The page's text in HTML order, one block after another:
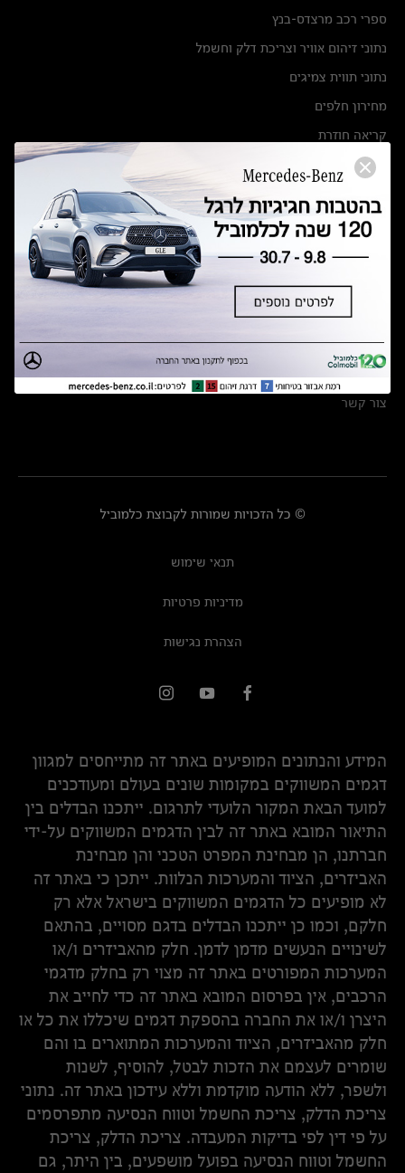
ספרי רכב מרצדס-בנץ
נתוני זיהום אוויר וצריכת דלק וחשמל
נתוני תווית צמיגים
מחירון חלפים
קריאה חוזרת
הודעה על הטבות לרכבי מרצדס בהסדר פשרה בתצ 56447-02-19
תקנון ימי מכירות 120 לכלמוביל
מצאו אותנו
אולמות תצוגה
מרכזי שירות
צור קשר
© כל הזכויות שמורות לקבוצת כלמוביל
תנאי שימוש
מדיניות פרטיות
הצהרת נגישות
המידע והנתונים המופיעים באתר זה מתייחסים למגוון
דגמים המשווקים במקומות שונים בעולם ומעודכנים
למועד הבאת המקור הלועדי לתרגום. ייתכנו הבדלים בין
התיאור המובא באתר זה לבין הדגמים המשווקים על-ידי
חברתנו, הן מבחינת המפרט הטכני והן מבחינת
האביזרים, הציוד והמערכות הנלוות. ייתכן כי באתר זה
לא מופיעים כל הדגמים המשווקים בישראל אלא רק
חלקם, וכמו כן ייתכנו הבדלים בדגם מסויים, בהתאם
לשינויים הנעשים מדמן לדמן. חלק מהאביזרים ו/או
המערכות המפורטים באתר זה מצוי רק בחלק מדגמי
הרכבים, אין בפרסום המובא באתר זה כדי לחייב את
היצרן ו/או את החברה בהספקת דגמים שיכללו את כל או
חלק מהאביזרים, הציוד והמערכות המתוארים בו והם
שומרים לעצמם את הזכות לבטל, להוסיף, לשנות
ולשפר, ללא הודעה מוקדמת וללא עידכון באתר זה. נתוני
צריכת הדלק, צריכת החשמל וטווח הנסיעה מתפרסמים
על פי דין לפי בדיקות המעבדה. צריכת הדלק, צריכת
החשמל וטווח הנסיעה בפועל מושפעים, בין היתר, גם